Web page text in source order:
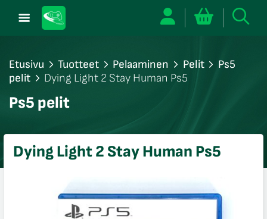
Etusivu Tuotteet Pelaaminen Pelit
Ps5
pelit
Dying Light 2 Stay Human Ps5
Ps5 pelit
Dying Light 2 Stay Human Ps5
sulje
sulje